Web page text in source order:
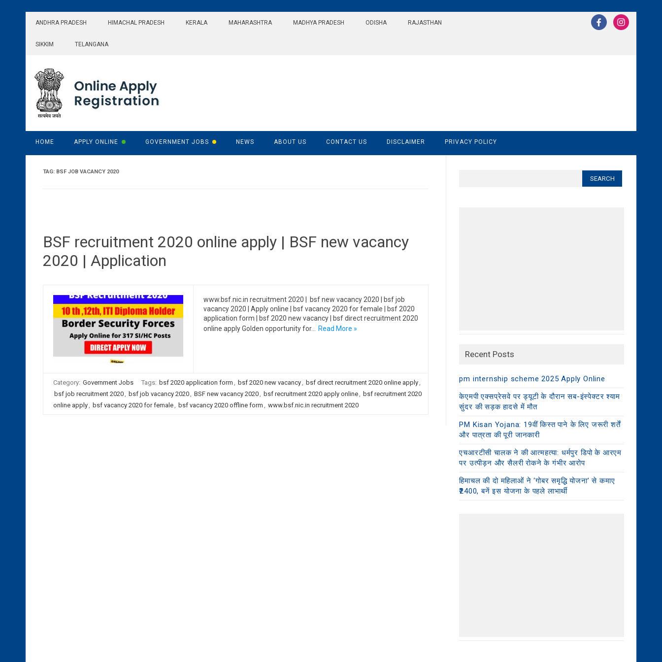
ANDHRA PRADESH HIMACHAL PRADESH KERALA MAHARASHTRA MADHYA PRADESH ODISHA RAJASTHAN
SIKKIM TELANGANA
HOME APPLY ONLINE GOVERNMENT JOBS NEWS ABOUT US CONTACT US DISCLAIMER PRIVACY POLICY
TAG: BSF JOB VACANCY 2020
BSF recruitment 2020 online apply | BSF new vacancy
2020 | Application
www.bsf.nic.in recruitment 2020 | bsf new vacancy 2020 | bsf job
vacancy 2020 | Apply online | bsf vacancy 2020 for female | bsf 2020
application form | bsf 2020 new vacancy | bsf direct recruitment 2020
online apply Golden opportunity for…
Read More »
Category: Government Jobs Tags: bsf 2020 application form , bsf 2020 new vacancy, bsf direct recruitment 2020 online apply,
bsf job recruitment 2020, bsf job vacancy 2020, BSF new vacancy 2020, bsf recruitment 2020 apply online, bsf recruitment 2020
online apply, bsf vacancy 2020 for female, bsf vacancy 2020 offline form , www.bsf.nic.in recruitment 2020
Recent Posts
pm internship scheme 2025 Apply Online
केएमपी एक्सप्रेसवे पर ड्यूटी के दौरान सब-इंस्पेक्टर श्याम
सुंदर की सड़क हादसे में मौत
PM Kisan Yojana: 19वीं किस्त पाने के लिए जरूरी शर्तें
और पात्रता की पूरी जानकारी
एचआरटीसी चालक ने की आत्महत्या: धर्मपुर डिपो के आरएम
पर उत्पीड़न और सैलरी रोकने के गंभीर आरोप
हिमाचल की दो महिलाओं ने ‘गोबर समृद्धि योजना’ से कमाए
₹2400, बनें इस योजना के पहले लाभार्थी